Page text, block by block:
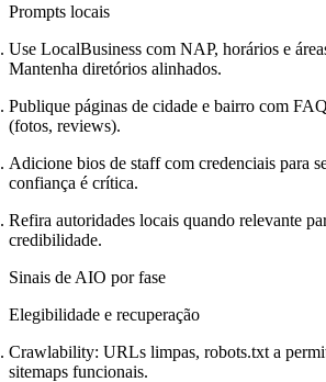
Prompts locais
Use LocalBusiness com NAP, horários e
Mantenha diretórios alinhados.
Publique páginas de cidade e bairro com
(fotos, reviews).
Adicione bios de staff com credenciais para
confiança é crítica.
Refira autoridades locais quando relevante
credibilidade.
Sinais de AIO por fase
Elegibilidade e recuperação
Crawlability: URLs limpas, robots.txt a
sitemaps funcionais.